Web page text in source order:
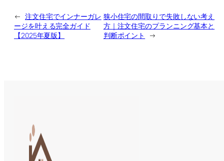
← 注文住宅でインナーガレ
ージを叶える完全ガイド
【2025年夏版】
狭小住宅の間取りで失敗しない考え
方｜注文住宅のプランニング基本と
判断ポイント
→